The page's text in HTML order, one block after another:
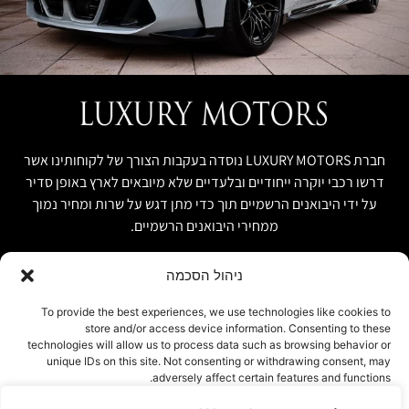
ניהול הסכמה
To provide the best experiences, we use technologies like cookies to
store and/or access device information. Consenting to these
technologies will allow us to process data such as browsing behavior or
unique IDs on this site. Not consenting or withdrawing consent, may
adversely affect certain features and functions.
חברת LUXURY MOTORS נוסדה בעקבות הצורך של לקוחותינו אשר
דרשו רכבי יוקרה ייחודיים ובלעדיים שלא מיובאים לארץ באופן סדיר
על ידי היבואנים הרשמיים תוך כדי מתן דגש על שרות ומחיר נמוך
ממחירי היבואנים הרשמיים.
אודות
יבוא אישי ויבוא מקביל
טרייד אין ומשומשות
074-7408590
office@luxury-motors.co.il